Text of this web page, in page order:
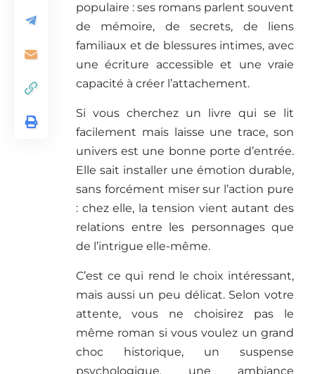
populaire : ses romans parlent souvent
de mémoire, de secrets, de liens
familiaux et de blessures intimes, avec
une écriture accessible et une vraie
capacité à créer l’attachement.
Si vous cherchez un livre qui se lit
facilement mais laisse une trace, son
univers est une bonne porte d’entrée.
Elle sait installer une émotion durable,
sans forcément miser sur l’action pure
: chez elle, la tension vient autant des
relations entre les personnages que
de l’intrigue elle-même.
C’est ce qui rend le choix intéressant,
mais aussi un peu délicat. Selon votre
attente, vous ne choisirez pas le
même roman si vous voulez un grand
choc historique, un suspense
psychologique, une ambiance